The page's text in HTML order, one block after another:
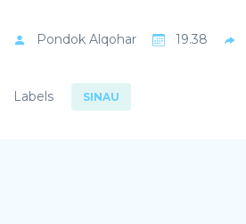
Pondok Alqohar 19.38
Labels SINAU